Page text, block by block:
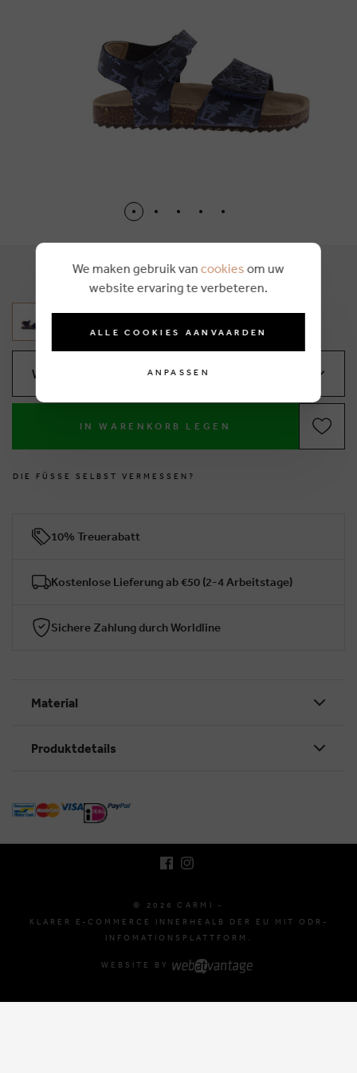
€ 54,99
Wählen Sie Ihre Größe
IN WARENKORB LEGEN
D I E F Ü SS E S E L B S T V E R M E S S E N ?
10% Treuerabatt
Kostenlose Lieferung ab €50 (2-4 Arbeitstage)
Sichere Zahlung durch Worldline
Material
Produktdetails
© 2026 CARMI -
KLARER E-COMMERCE INNERHEALB DER EU MIT ODR-
INFOMATIONSPLATTFORM.
WEBSITE BY
We maken gebruik van cookies om uw
website ervaring te verbeteren.
ALLE COOKIES AANVAARDEN
ANPASSEN